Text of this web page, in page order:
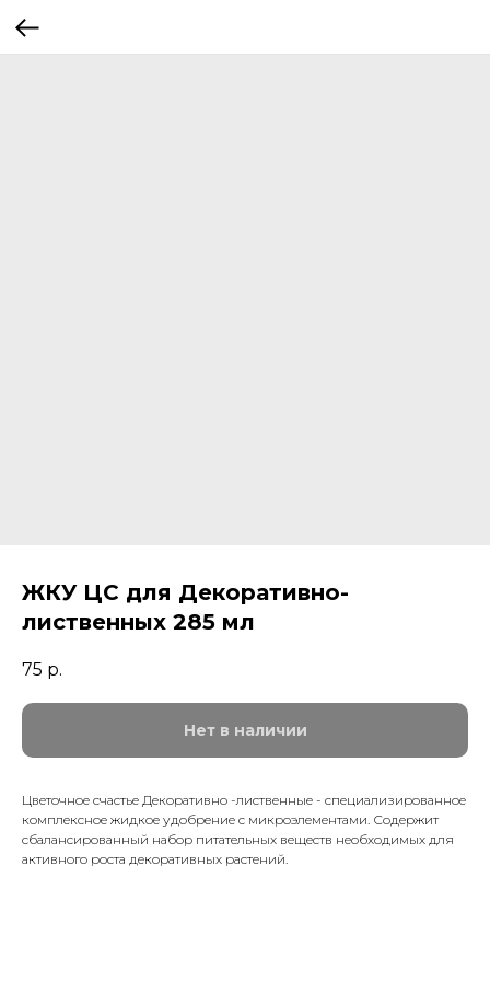
ЖКУ ЦС для Декоративно-
лиственных 285 мл
75 р.
Нет в наличии
Цветочное счастье Декоративно -лиственные - специализированное
комплексное жидкое удобрение с микроэлементами. Содержит
сбалансированный набор питательных веществ необходимых для
активного роста декоративных растений.